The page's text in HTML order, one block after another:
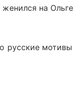
женился на Ольге
русские мотивы